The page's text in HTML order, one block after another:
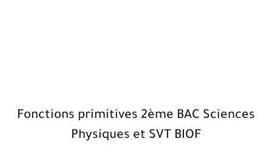
Fonctions primitives 2ème BAC Sciences
Physiques et SVT BIOF